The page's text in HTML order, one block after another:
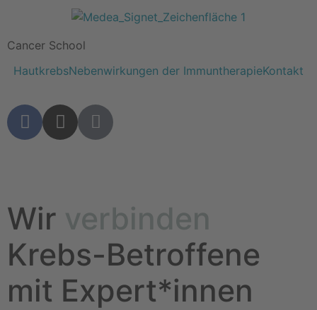
Cancer School
HautkrebsNebenwirkungen der ImmuntherapieKontakt
Wir verbinden
Krebs-Betroffene
mit Expert*innen